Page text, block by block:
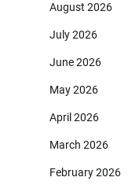
August 2026
July 2026
June 2026
May 2026
April 2026
March 2026
February 2026